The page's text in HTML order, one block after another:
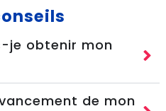
je obtenir mon
de mon